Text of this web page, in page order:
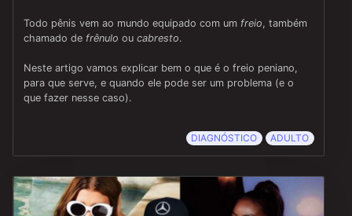
Todo pênis vem ao mundo equipado com um freio, também
chamado de frênulo ou cabresto.
Neste artigo vamos explicar bem o que é o freio peniano,
para que serve, e quando ele pode ser um problema (e o
que fazer nesse caso).
DIAGNÓSTICO ADULTO